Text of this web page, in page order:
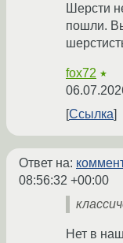
Шерсти
пошли.
fox72 ★
Ссылка
Ответ на:
08:56:32 +00:00
Нет в